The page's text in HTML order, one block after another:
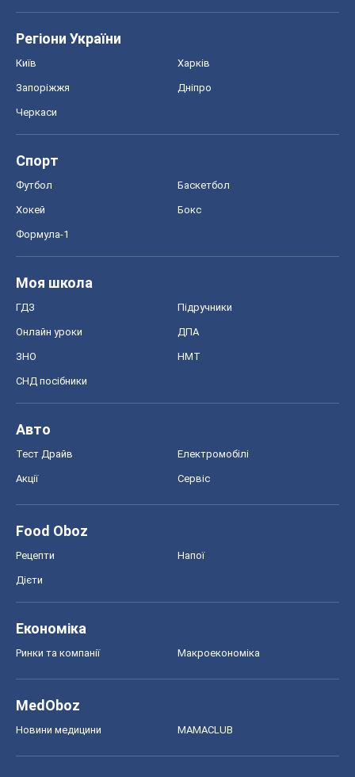
Регіони України
Київ Харків
Запоріжжя Дніпро
Черкаси
Спорт
Футбол Баскетбол
Хокей Бокс
Формула-1
Моя школа
ГДЗ Підручники
Онлайн уроки ДПА
ЗНО НМТ
СНД посібники
Авто
Тест Драйв Електромобілі
Акції Сервіс
Food Oboz
Рецепти Напої
Дієти
Економіка
Ринки та компанії Макроекономіка
MedOboz
Новини медицини MAMACLUB